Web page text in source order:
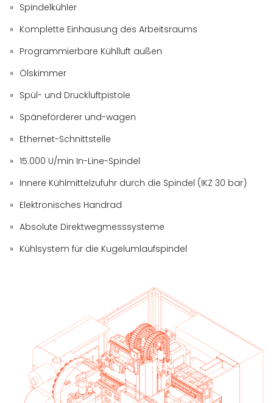
Spindelkühler
Komplette Einhausung des Arbeitsraums
Programmierbare Kühlluft außen
Ölskimmer
Spül- und Druckluftpistole
Späneförderer und-wagen
Ethernet-Schnittstelle
15.000 U/min In-Line-Spindel
Innere Kühlmittelzufuhr durch die Spindel (IKZ 30 bar)
Elektronisches Handrad
Absolute Direktwegmesssysteme
Kühlsystem für die Kugelumlaufspindel